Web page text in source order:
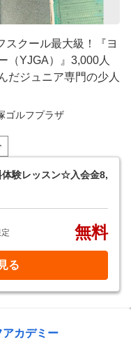
クール最大級！『ヨ
（YJGA）』3,000人
だジュニア専門の少人
ゴルフプラザ
験レッスン☆入会金8,
無料
る
アカデミー